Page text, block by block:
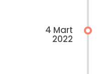
4 Mart
2022